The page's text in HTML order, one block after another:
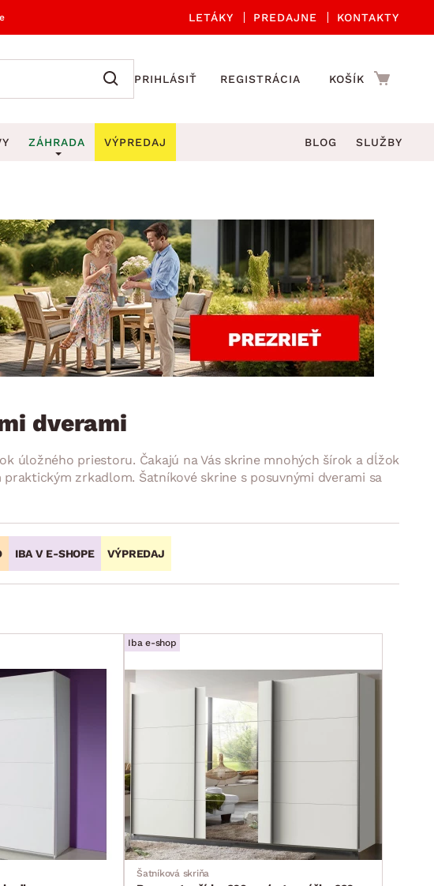
LETÁKY PREDAJNE KONTAKTY
PRIHLÁSIŤ REGISTRÁCIA KOŠÍK
Vešiaky na kľúče
Stojany na dáždniky
Stojany na noviny
Stojany na oblečenie
Zobrazit vše
Kuchynské príslušenstvo
Kúpeľňové doplnky
Záhradné doplnky
ZÁHRADNÉ DOPLNKY VIANOCE
súpravy
3-2-1
na mieru
ZÁHRADA
Záhradné stoličky a kreslá
Záhradné lavice
Záhradné stoly
Záhradné hojdačky
Záhradné lehátka
Záhradné doplnky
VÝPREDAJ BLOG SLUŽBY
dverami
úložného priestoru. Čakajú na Vás skrine mnohých šírok a dĺžok
zrkadlom. Šatníkové skrine s posuvnými dverami sa
IBA V E-SHOPE VÝPREDAJ
Iba e-shop
Šatníková skriňa